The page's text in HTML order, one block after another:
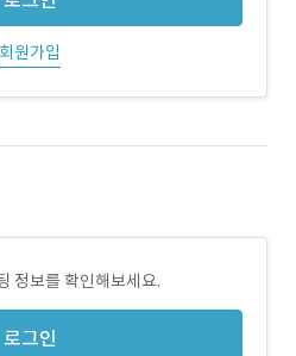
회원가입
정보를 확인해보세요.
로그인